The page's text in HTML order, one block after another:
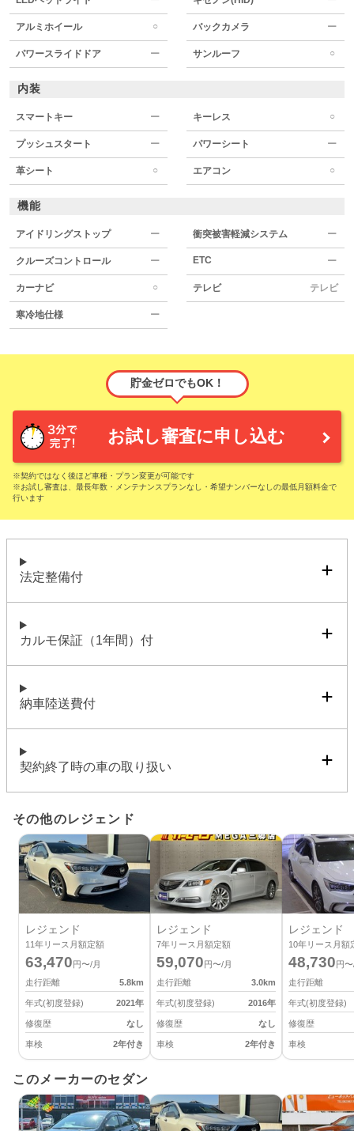
アルミホイール ○ バックカメラ ー
パワースライドドア ー サンルーフ ○
内装
スマートキー ー キーレス ○
プッシュスタート ー パワーシート ー
革シート ○ エアコン ○
機能
アイドリングストップ ー 衝突被害軽減システム ー
クルーズコントロール ー ETC ー
カーナビ ○ テレビ テレビ
寒冷地仕様 ー
貯金ゼロでもOK！
お試し審査に申し込む
※契約ではなく後ほど車種・プラン変更が可能です
※お試し審査は、最長年数・メンテナンスプランなし・希望ナンバーなしの最低月額料金で
行います
法定整備付
カルモ保証（1年間）付
納車陸送費付
契約終了時の車の取り扱い
その他のレジェンド
レジェンド
11年リース月額定額
63,470円〜/月
走行距離
5.8km
年式(初度登録) 2021年
修復歴 なし
車検 2年付き
レジェンド
7年リース月額定額
59,070円〜/月
走行距離
3.0km
年式(初度登録) 2016年
修復歴 なし
車検 2年付き
レジェンド
10年リース月額
48,730円
走行距離
年式(初度登録)
修復歴
車検
このメーカーのセダン